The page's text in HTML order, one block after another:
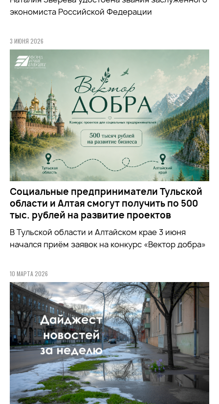
экономиста Российской Федерации
3 ИЮНЯ 2026
Социальные предприниматели Тульской
области и Алтая смогут получить по 500
тыс. рублей на развитие проектов
В Тульской области и Алтайском крае 3 июня
начался приём заявок на конкурс «Вектор добра»
10 МАРТА 2026